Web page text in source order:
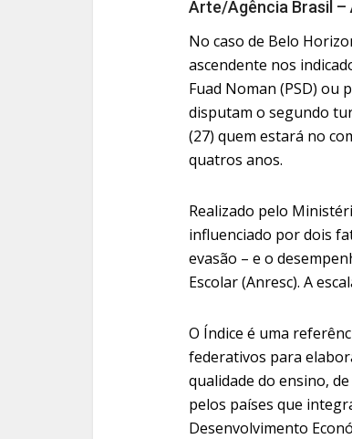
Arte/Agência Brasil –
No caso de Belo
ascendente nos
Fuad Noman (PSD) ou
disputam o segundo
(27) quem estará no
quatros anos.
Realizado pelo
influenciado por dois
evasão – e o
Escolar (Anresc). A
O Índice é uma
federativos para
qualidade do ensino,
pelos países que
Desenvolvimento